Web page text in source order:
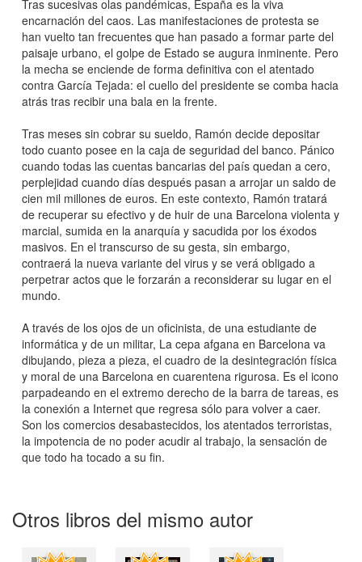
Tras sucesivas olas pandémicas, España es la viva
encarnación del caos. Las manifestaciones de protesta se
han vuelto tan frecuentes que han pasado a formar parte del
paisaje urbano, el golpe de Estado se augura inminente. Pero
la mecha se enciende de forma definitiva con el atentado
contra García Tejada: el cuello del presidente se comba hacia
atrás tras recibir una bala en la frente.
Tras meses sin cobrar su sueldo, Ramón decide depositar
todo cuanto posee en la caja de seguridad del banco. Pánico
cuando todas las cuentas bancarias del país quedan a cero,
perplejidad cuando días después pasan a arrojar un saldo de
cien mil millones de euros. En este contexto, Ramón tratará
de recuperar su efectivo y de huir de una Barcelona violenta y
marcial, sumida en la anarquía y sacudida por los éxodos
masivos. En el transcurso de su gesta, sin embargo,
contraerá la nueva variante del virus y se verá obligado a
perpetrar actos que le forzarán a reconsiderar su lugar en el
mundo.
A través de los ojos de un oficinista, de una estudiante de
informática y de un militar, La cepa afgana en Barcelona va
dibujando, pieza a pieza, el cuadro de la desintegración física
y moral de una Barcelona en cuarentena rigurosa. Es el icono
parpadeando en el extremo derecho de la barra de tareas, es
la conexión a Internet que regresa sólo para volver a caer.
Son los comercios desabastecidos, los atentados terroristas,
la impotencia de no poder acudir al trabajo, la sensación de
que todo ha tocado a su fin.
Otros libros del mismo autor